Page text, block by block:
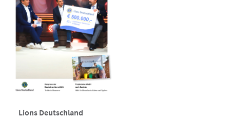
Lions Deutschland